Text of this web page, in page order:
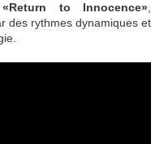
«Return to Innocence»
des rythmes dynamiques et